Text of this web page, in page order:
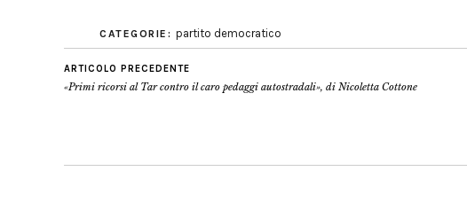
CATEGORIE: partito democratico
ARTICOLO PRECEDENTE
«Primi ricorsi al Tar contro il caro pedaggi autostradali», di Nicoletta Cottone